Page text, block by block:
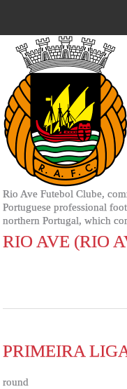
Rio Ave Futebol Clube,
Portuguese professional
northern Portugal, which
RIO AVE (RIO
PRIMEIRA
round